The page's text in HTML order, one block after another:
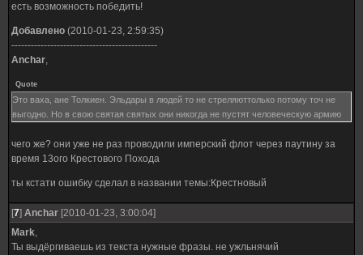
есть возможность победить!
Добавлено (2010-01-23, 2:59:35)
---------------------------------------------
Anchar,
Quote
Это ваха, ане Толкиен. Эльдары в людей то не стреляюттолько потому точ не
выгодно. Но в свою святая святых они никогда не пустят человеческую армию
чего же? они уже не раз проводили имперский флот через паутину за
время 13ого Крестового Похода
ты кстати ошибку сделал в названии темы:Крестновый
[7] Anchar [2010-01-23, 3:00:04]
Mark,
Ты выдёргиваешь из текста нужные фразы. не ужльнячий